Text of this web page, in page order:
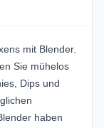
mit Blender.
Sie mühelos
Dips und
haben